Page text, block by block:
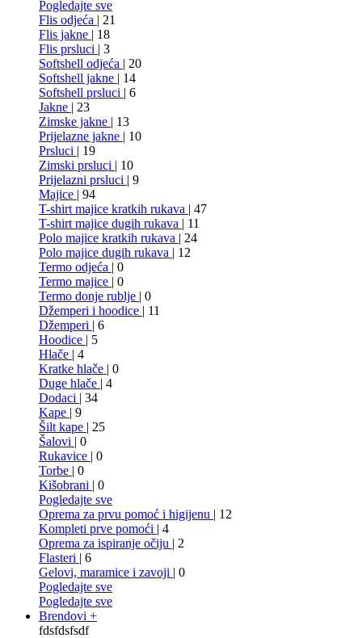
Pogledajte sve
Flis odjeća | 21
Flis jakne | 18
Flis prsluci | 3
Softshell odjeća | 20
Softshell jakne | 14
Softshell prsluci | 6
Jakne | 23
Zimske jakne | 13
Prijelazne jakne | 10
Prsluci | 19
Zimski prsluci | 10
Prijelazni prsluci | 9
Majice | 94
T-shirt majice kratkih rukava | 47
T-shirt majice dugih rukava | 11
Polo majice kratkih rukava | 24
Polo majice dugih rukava | 12
Termo odjeća | 0
Termo majice | 0
Termo donje rublje | 0
Džemperi i hoodice | 11
Džemperi | 6
Hoodice | 5
Hlače | 4
Kratke hlače | 0
Duge hlače | 4
Dodaci | 34
Kape | 9
Šilt kape | 25
Šalovi | 0
Rukavice | 0
Torbe | 0
Kišobrani | 0
Pogledajte sve
Oprema za prvu pomoć i higijenu | 12
Kompleti prve pomoći | 4
Oprema za ispiranje očiju | 2
Flasteri | 6
Gelovi, maramice i zavoji | 0
Pogledajte sve
Pogledajte sve
Brendovi +
fdsfdsfsdf